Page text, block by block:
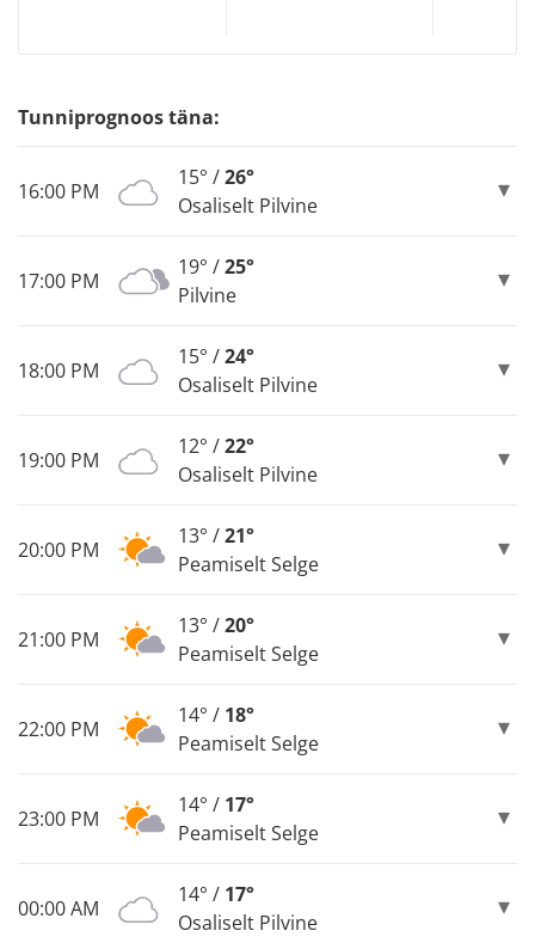
Tunniprognoos täna:
16:00 PM
15° /26°
Osaliselt Pilvine
17:00 PM
19° /25°
Pilvine
18:00 PM
15° /24°
Osaliselt Pilvine
19:00 PM
12° /22°
Osaliselt Pilvine
20:00 PM
13° /21°
Peamiselt Selge
21:00 PM
13° /20°
Peamiselt Selge
22:00 PM
14° / 18°
Peamiselt Selge
23:00 PM
14° / 17°
Peamiselt Selge
00:00 AM
14° / 17°
Osaliselt Pilvine